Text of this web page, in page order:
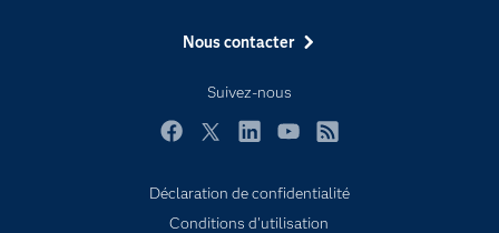
Nous contacter
Suivez-nous
Formations
SAS Viya
Secteurs d'activité
Déclaration de confidentialité
Conditions d'utilisation